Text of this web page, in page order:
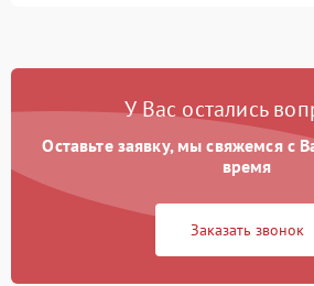
Постоянные сбои в работе 1500 ₽
У Вас остались
Оставьте заявку, мы свяжемся с
время
Заказать звонок